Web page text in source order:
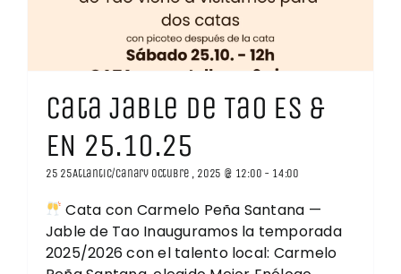
Cata Jable de Tao ES &
EN 25.10.25
25 25Atlantic/Canary octubre , 2025 @ 12:00 - 14:00
Cata con Carmelo Peña Santana —
Jable de Tao Inauguramos la temporada
2025/2026 con el talento local: Carmelo